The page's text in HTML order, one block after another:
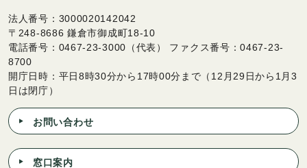
法人番号：3000020142042
〒248-8686 鎌倉市御成町18-10
電話番号：0467-23-3000（代表） ファクス番号：0467-23-
8700
開庁日時：平日8時30分から17時00分まで（12月29日から1月3
日は閉庁）
お問い合わせ
窓口案内